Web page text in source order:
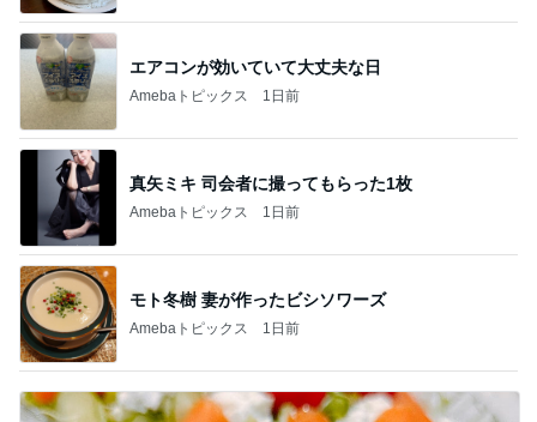
エアコンが効いていて大丈夫な日
Amebaトピックス 1日前
真矢ミキ 司会者に撮ってもらった1枚
Amebaトピックス 1日前
モト冬樹 妻が作ったビシソワーズ
Amebaトピックス 1日前